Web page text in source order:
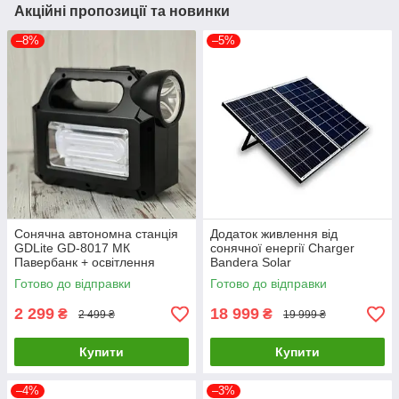
Акційні пропозиції та новинки
–8%
Сонячна автономна станція
GDLite GD-8017 МК
Павербанк + освітлення
Готово до відправки
2 299 ₴ 2 499 ₴
Купити
–5%
Додаток живлення від
сонячної енергії Charger
Bandera Solar
Готово до відправки
18 999 ₴ 19 999 ₴
Купити
–4% –3%